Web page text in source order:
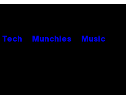
Tech Munchies
Music